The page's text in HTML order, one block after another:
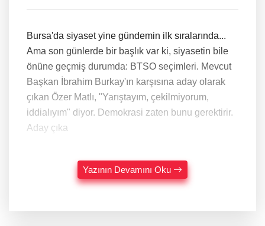
Bursa'da siyaset yine gündemin ilk sıralarında...
Ama son günlerde bir başlık var ki, siyasetin bile
önüne geçmiş durumda: BTSO seçimleri. Mevcut
Başkan İbrahim Burkay'ın karşısına aday olarak
çıkan Özer Matlı, "Yarıştayım, çekilmiyorum,
iddialıyım" diyor. Demokrasi zaten bunu gerektirir.
Aday çıka
Yazının Devamını Oku